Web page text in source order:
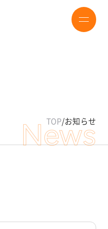
TOP/お知らせ
News